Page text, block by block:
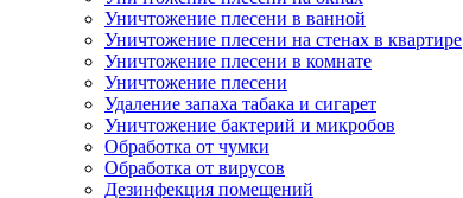
Уничтожение плесени в ванной
Уничтожение плесени на стенах в квартире
Уничтожение плесени в комнате
Уничтожение плесени
Удаление запаха табака и сигарет
Уничтожение бактерий и микробов
Обработка от чумки
Обработка от вирусов
Дезинфекция помещений